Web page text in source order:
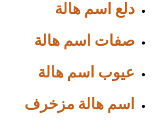
دلع اسم هالة
صفات اسم هالة
عيوب اسم هالة
اسم هالة مزخرف